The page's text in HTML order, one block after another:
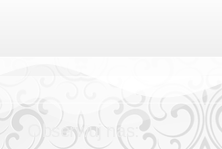
Obserwuj nas: